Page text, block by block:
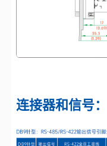
连接器和信号：